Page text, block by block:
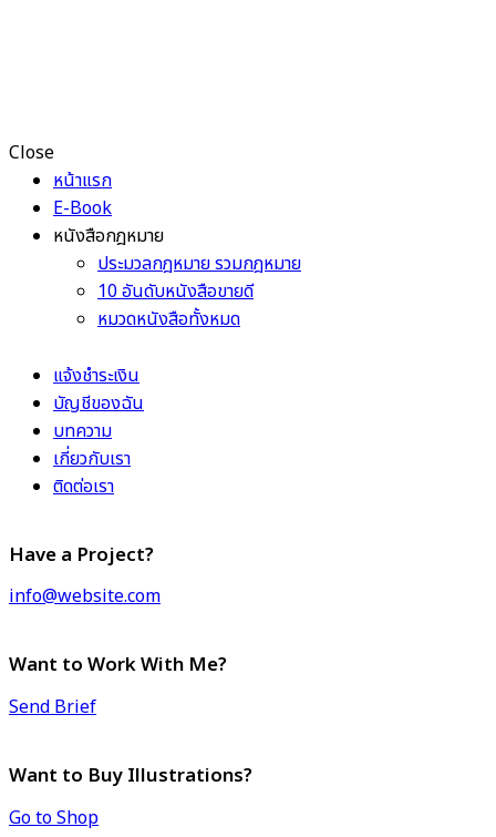
Close
หน้าแรก
E-Book
หนังสือกฎหมาย
ประมวลกฎหมาย รวมกฎหมาย
10 อันดับหนังสือขายดี
หมวดหนังสือทั้งหมด
แจ้งชำระเงิน
บัญชีของฉัน
บทความ
เกี่ยวกับเรา
ติดต่อเรา
Have a Project?
info@website.com
Want to Work With Me?
Send Brief
Want to Buy Illustrations?
Go to Shop